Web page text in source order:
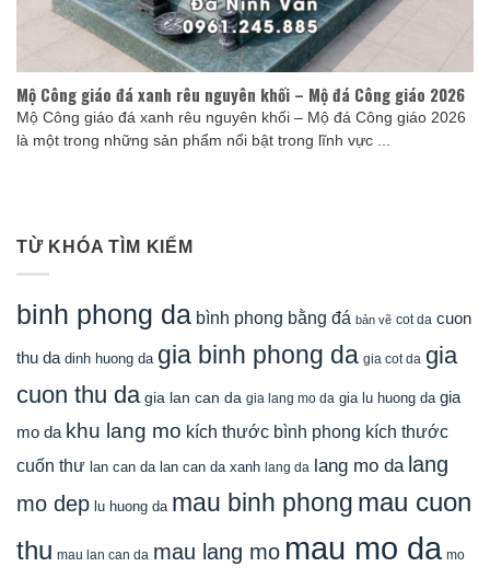
Mộ Công giáo đá xanh rêu nguyên khối – Mộ đá Công giáo 2026
Mộ Công giáo đá xanh rêu nguyên khối – Mộ đá Công giáo 2026
là một trong những sản phẩm nổi bật trong lĩnh vực ...
TỪ KHÓA TÌM KIẾM
binh phong da bình phong bằng đá bản vẽ cot da cuon
thu da dinh huong da gia binh phong da gia cot da gia
cuon thu da gia lan can da gia lang mo da gia lu huong da gia
mo da khu lang mo kích thước bình phong kích thước
cuốn thư lan can da lan can da xanh lang da lang mo da lang
mo dep lu huong da mau binh phong mau cuon
thu mau lan can da mau lang mo mau mo da mo